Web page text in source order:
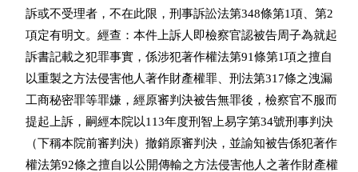
    訴或不受理者，不在此限，刑事訴訟法第348條第1項、第2
    項定有明文。經查：本件上訴人即檢察官認被告周子為就起
    訴書記載之犯罪事實，係涉犯著作權法第91條第1項之擅自
    以重製之方法侵害他人著作財產權罪、刑法第317條之洩漏
    工商秘密罪等罪嫌，經原審判決被告無罪後，檢察官不服而
    提起上訴，嗣經本院以113年度刑智上易字第34號刑事判決
    （下稱本院前審判決）撤銷原審判決，並諭知被告係犯著作
    權法第92條之擅自以公開傳輸之方法侵害他人之著作財產權